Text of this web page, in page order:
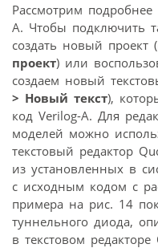
Рассмотрим
A. Чтобы подключить
создать новый проект
проект) или
создаем новый
> Новый текст),
код Verilog-A. Для
моделей можно
текстовый редактор
из установленных в
с исходным кодом с
примера на рис. 14
туннельного диода,
в текстовом редакторе